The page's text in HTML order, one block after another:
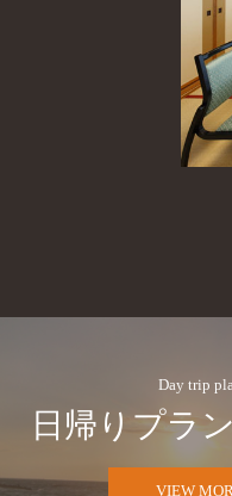
Day trip
日帰りプラ
VIEW